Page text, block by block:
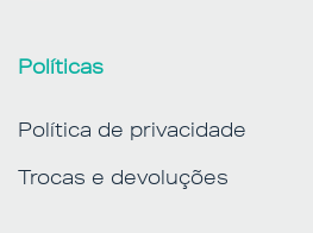
Políticas
Política de privacidade
Trocas e devoluções